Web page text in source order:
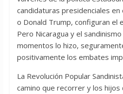
candidaturas presidenciales en
o Donald Trump, configuran el
Pero Nicaragua y el
momentos lo hizo,
positivamente los embates
La Revolución Popular
camino que recorrer y los hijos